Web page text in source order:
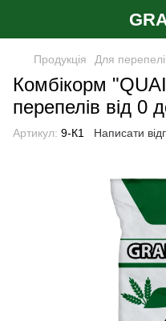
Продукція Для
Комбікорм
перепелів від 0
Артикул: 9-К1 Написати